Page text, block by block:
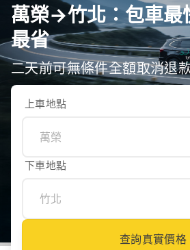
萬榮→竹北：包車
最省
二天前可無條件全額取消退
上車地點
下車地點
查詢真實價格